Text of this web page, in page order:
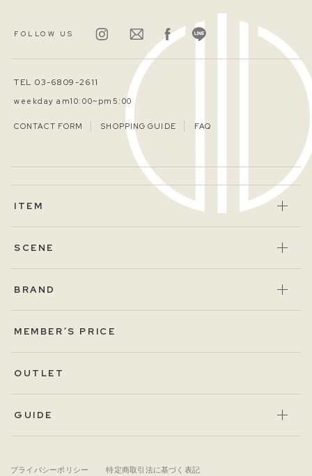
FOLLOW US
TEL 03-6809-2611
weekday am10:00~pm5:00
CONTACT FORM SHOPPING GUIDE FAQ
ITEM
SCENE
BRAND
MEMBER’S PRICE
OUTLET
GUIDE
プライバシーポリシー 特定商取引法に基づく表記